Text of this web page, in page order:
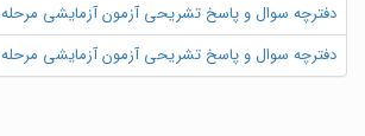
دفترچه سوال و پاسخ تشریحی آزمون آزمایشی مرحله 29 - ویژه کنکور 1404
دفترچه سوال و پاسخ تشریحی آزمون آزمایشی مرحله 29 - ویژه کنکور 1404